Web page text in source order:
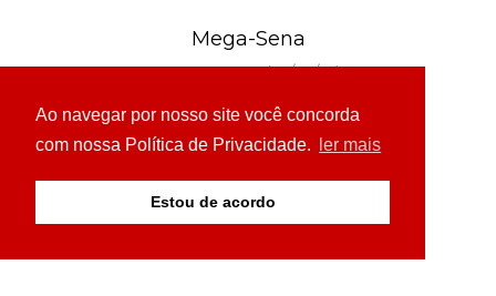
Ao navegar por nosso site você concorda
com nossa Política de Privacidade.
ler mais
Estou de acordo
Mega-Sena
Concurso 3041 (06/08/26)
16 21 24 31 43